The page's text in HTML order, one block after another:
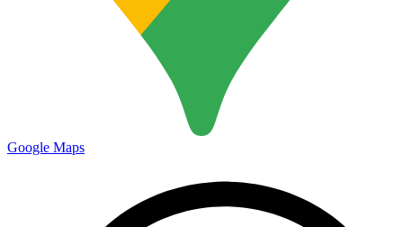
Google Maps